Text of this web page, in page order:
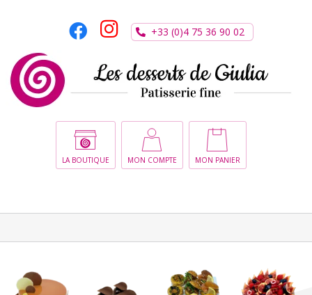
+33 (0)4 75 36 90 02
LA BOUTIQUE MON COMPTE MON PANIER